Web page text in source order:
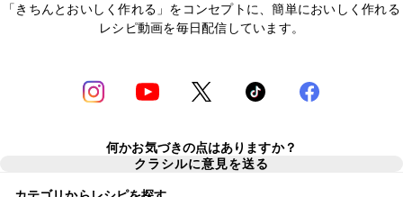
「きちんとおいしく作れる」をコンセプトに、簡単においしく作れる
レシピ動画を毎日配信しています。
何かお気づきの点はありますか？
クラシルに意見を送る